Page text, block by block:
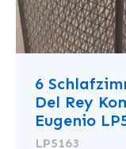
6
Del Rey
Eugenio
LP5163